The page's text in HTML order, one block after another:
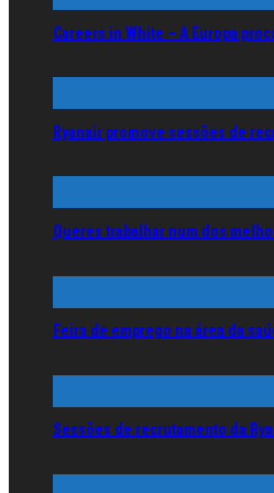
Careers in White – A Europa
Ryanair promove sessões de
Queres trabalhar num dos
Feira de emprego na área da
Sessões de recrutamento da